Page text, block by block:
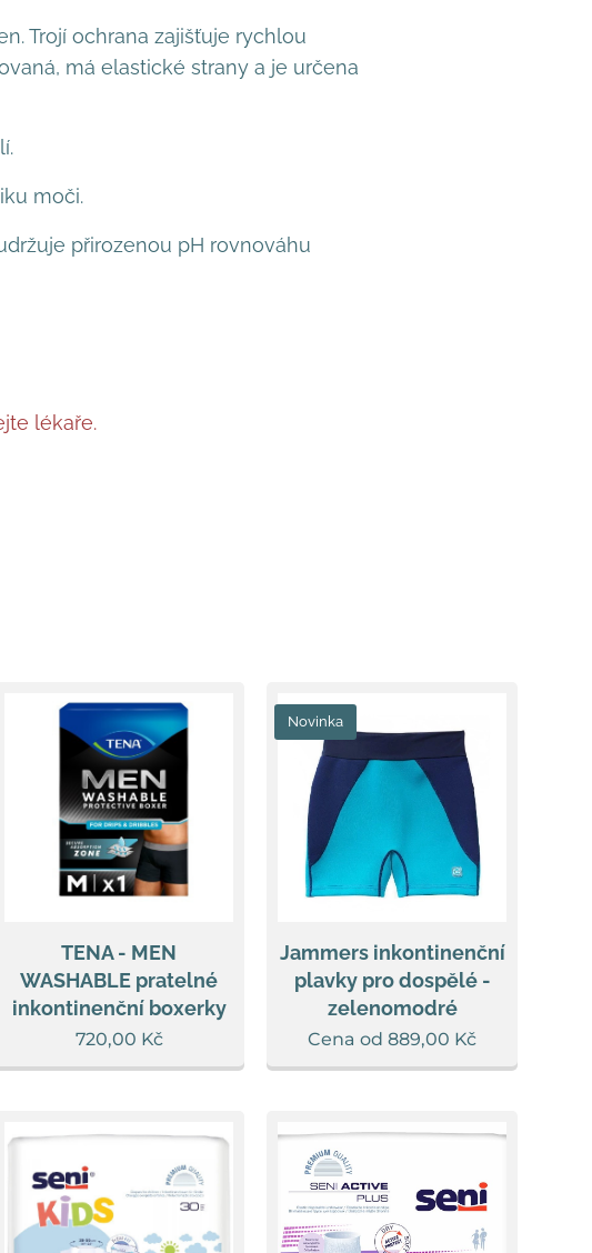
Trojí ochrana zajišťuje rychlou
má elastické strany a je určena
moči.
přirozenou pH rovnováhu
lékaře.
TENA - MEN
WASHABLE pratelné
inkontinenční boxerky
720,00 Kč
Jammers inkontinenční
plavky pro dospělé -
zelenomodré
Novinka
Cena od 889,00 Kč